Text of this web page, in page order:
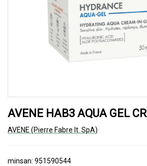
AVENE HAB3 AQUA GEL
AVENE (Pierre Fabre It. SpA)
minsan: 951590544